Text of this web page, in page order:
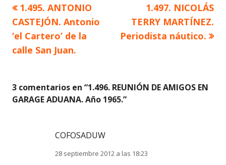
Navegación
de
entradas
Artículo
anterior
1.495. ANTONIO
CASTEJÓN. Antonio
‘el Cartero’ de la
calle San Juan.
Artículo
siguiente
1.497. NICOLÁS
TERRY MARTÍNEZ.
Periodista náutico.
3 comentarios en “1.496. REUNIÓN DE AMIGOS EN
GARAGE ADUANA. Año 1965.”
COFOSADUW
28 septiembre 2012 a las 18:23